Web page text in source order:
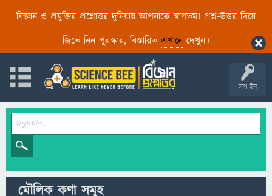
বিজ্ঞান ও প্রযুক্তির প্রশ্নোত্তর দুনিয়ায় আপনাকে স্বাগতম! প্রশ্ন-উত্তর দিয়ে
জিতে নিন পুরস্কার, বিস্তারিত এখানেদেখুন।
লগ ইন
মৌলিক কণা সমূহ